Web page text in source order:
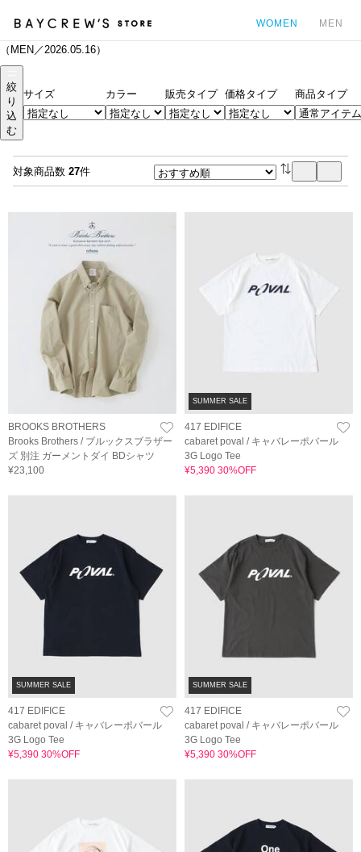
WOMEN MEN
（MEN／2026.05.16）
絞
り
込
む
サイズ カラー 販売タイプ 価格タイプ 商品タイプ
対象商品数 27件
BROOKS BROTHERS
Brooks Brothers / ブルックスブラザー
ズ 別注 ガーメントダイ BDシャツ
¥23,100
SUMMER SALE
417 EDIFICE
cabaret poval / キャバレーポバール
3G Logo Tee
¥5,390 30%OFF
SUMMER SALE
417 EDIFICE
cabaret poval / キャバレーポバール
3G Logo Tee
¥5,390 30%OFF
SUMMER SALE
417 EDIFICE
cabaret poval / キャバレーポバール
3G Logo Tee
¥5,390 30%OFF